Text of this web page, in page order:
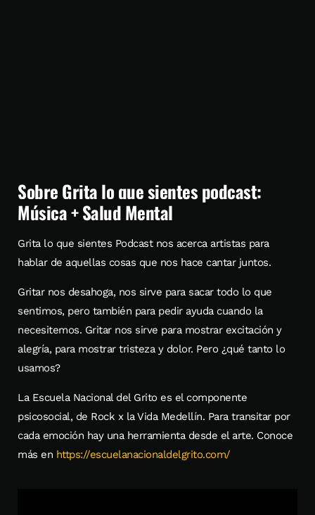
Sobre Grita lo que sientes podcast:
Música + Salud Mental
Grita lo que sientes Podcast nos acerca artistas para
hablar de aquellas cosas que nos hace cantar juntos.
Gritar nos desahoga, nos sirve para sacar todo lo que
sentimos, pero también para pedir ayuda cuando la
necesitemos. Gritar nos sirve para mostrar excitación y
alegría, para mostrar tristeza y dolor. Pero ¿qué tanto lo
usamos?
La Escuela Nacional del Grito es el componente
psicosocial, de Rock x la Vida Medellín. Para transitar por
cada emoción hay una herramienta desde el arte. Conoce
más en https://escuelanacionaldelgrito.com/